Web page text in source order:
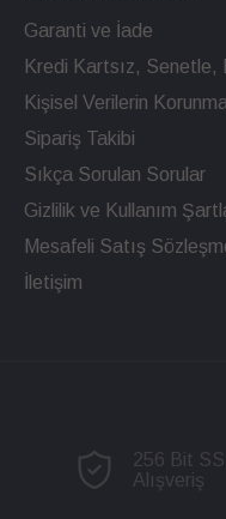
Garanti ve İade
Kredi Kartsız, Senetle,
Kişisel Verilerin
Sipariş Takibi
Sıkça Sorulan Sorular
Gizlilik ve Kullanım
Mesafeli Satış
İletişim
256 Bit
Alışveriş